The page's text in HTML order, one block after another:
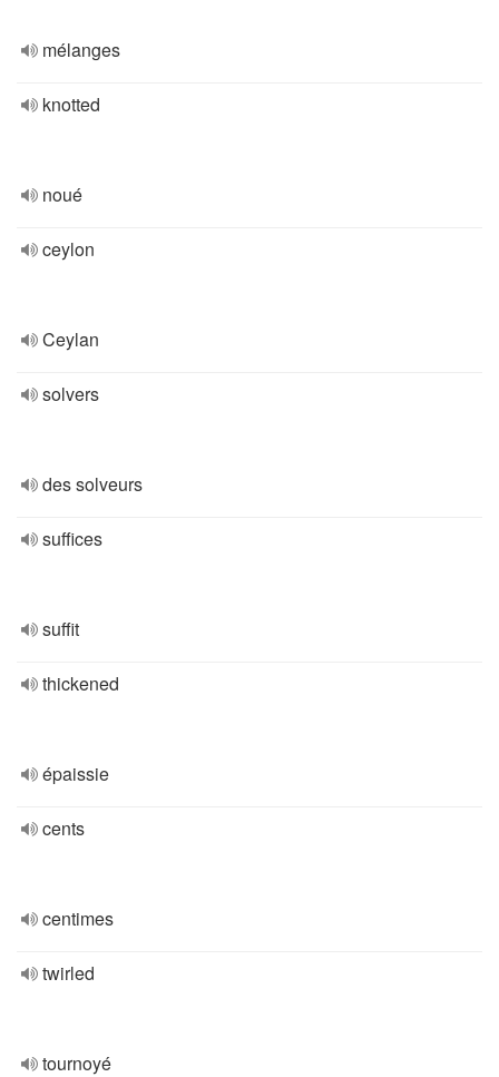
mélanges
knotted
noué
ceylon
Ceylan
solvers
des solveurs
suffices
suffit
thickened
épaissie
cents
centimes
twirled
tournoyé